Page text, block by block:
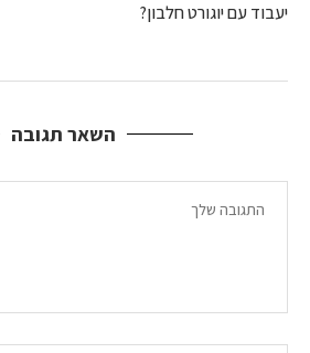
יעבוד עם יוגורט חלבון?
השאר תגובה